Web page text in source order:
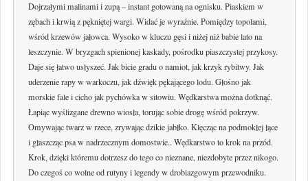
Dojrzałymi malinami i zupą – instant gotowaną na ognisku. Piaskiem w
zębach i krwią z pękniętej wargi. Widać je wyraźnie. Pomiędzy topolami,
wśród krzewów jałowca. Wysoko w kluczu gęsi i niżej niż babie lato na
leszczynie. W bryzgach spienionej kaskady, pośrodku piaszczystej przykosy.
Daje się łatwo usłyszeć. Jak bicie gradu o namiot, jak krzyk rybitwy. Jak
uderzenie rapy w warkoczu, jak dźwięk pękającego lodu. Głośno jak
morskie fale i cicho jak pychówka w sitowiu. Wędkarstwa można dotknąć.
Łapiąc wyślizgane drewno wiosła, torując sobie drogę wśród pokrzyw.
Omywając twarz w rzece, zrywając dzikie jabłko. Klęcząc na podmokłej łące
i głaszcząc psa w nadrzecznym domostwie.. Wędkarstwo to krok na przód.
Krok, dzięki któremu dotrzesz do tego co nieznane, niezdobyte przez nikogo.
Do czegoś co wolne od rutyny i legendy w drobiazgowym przewodniku.